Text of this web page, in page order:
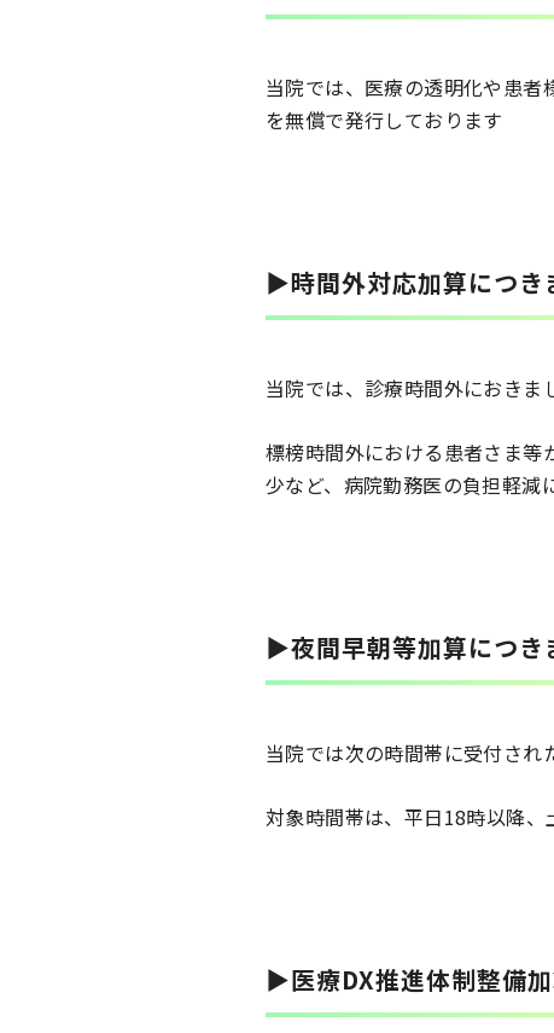
当院では、医療の透明化や患
を無償で発行しております
▶時間外対応加算につき
当院では、診療時間外におきま
標榜時間外における患者さま等
少など、病院勤務医の負担軽減
▶夜間早朝等加算につき
当院では次の時間帯に受付され
対象時間帯は、平日18時以降
▶医療DX推進体制整備